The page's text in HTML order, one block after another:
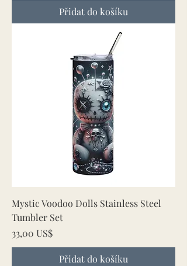
Přidat do košíku
Mystic Voodoo Dolls Stainless Steel
Tumbler Set
Cena
33,00 US$
Přidat do košíku